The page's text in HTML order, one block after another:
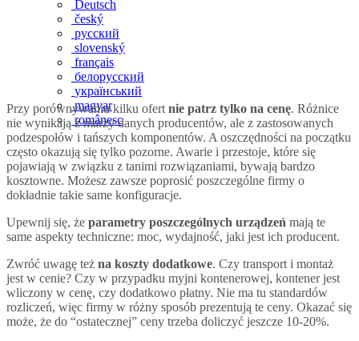
Deutsch
český
русский
slovenský
français
белорусский
український
magyar
românesc
Przy porównywaniu kilku ofert nie patrz tylko na cenę. Różnice
nie wynikają z marży danych producentów, ale z zastosowanych
podzespołów i tańszych komponentów. A oszczędności na początku
często okazują się tylko pozorne. Awarie i przestoje, które się
pojawiają w związku z tanimi rozwiązaniami, bywają bardzo
kosztowne. Możesz zawsze poprosić poszczególne firmy o
dokładnie takie same konfiguracje.
Upewnij się, że parametry poszczególnych urządzeń mają te
same aspekty techniczne: moc, wydajność, jaki jest ich producent.
Zwróć uwagę też na koszty dodatkowe. Czy transport i montaż
jest w cenie? Czy w przypadku myjni kontenerowej, kontener jest
wliczony w cenę, czy dodatkowo płatny. Nie ma tu standardów
rozliczeń, więc firmy w różny sposób prezentują te ceny. Okazać się
może, że do “ostatecznej” ceny trzeba doliczyć jeszcze 10-20%.